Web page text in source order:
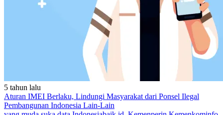
5 tahun lalu
Aturan IMEI Berlaku, Lindungi Masyarakat dari Ponsel Ilegal
Pembangunan Indonesia Lain-Lain